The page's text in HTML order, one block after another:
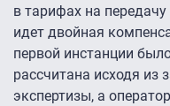
в тарифах на передачу
идет двойная
первой инстанции
рассчитана исходя из
экспертизы, а